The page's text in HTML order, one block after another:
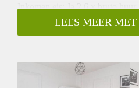
Inkomen eis: Ja 2,6 x bruto huur
Garantiestelling mogelijk: Ja
Borg: 1 maand
Gedeelde keuken: Nee
LEES MEER